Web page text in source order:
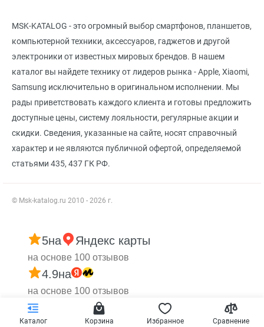
Каталог Корзина Избранное Сравнение
MSK-KATALOG - это огромный выбор смартфонов, планшетов,
компьютерной техники, аксессуаров, гаджетов и другой
электроники от известных мировых брендов. В нашем
каталог вы найдете технику от лидеров рынка - Apple, Xiaomi,
Samsung исключительно в оригинальном исполнении. Мы
рады приветствовать каждого клиента и готовы предложить
доступные цены, систему лояльности, регулярные акции и
скидки. Сведения, указанные на сайте, носят справочный
характер и не являются публичной офертой, определяемой
статьями 435, 437 ГК РФ.
© Msk-katalog.ru 2010 - 2026 г.
5на Яндекс карты
на основе 100 отзывов
4.9на
на основе 100 отзывов